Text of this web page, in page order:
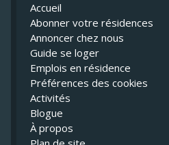
Accueil
Abonner votre résidences
Annoncer chez nous
Guide se loger
Emplois en résidence
Préférences des cookies
Activités
Blogue
À propos